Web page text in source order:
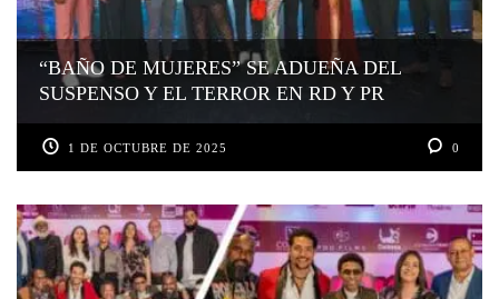
“BAÑO DE MUJERES” SE ADUEÑA DEL
SUSPENSO Y EL TERROR EN RD Y PR
1 DE OCTUBRE DE 2025 0